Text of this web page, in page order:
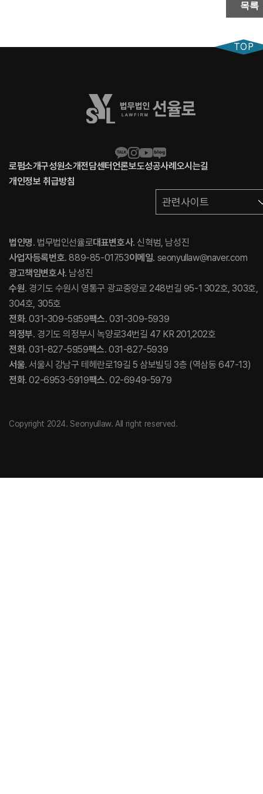
목록
로펌소개구성원소개전담센터언론보도성공사례 오시는길
개인정보 취급방침
관련사이트
법인명. 법무법인선율로대표변호사. 신혁범, 남성진
사업자등록번호. 889-85-01753이메일. seonyullaw@naver.com
광고책임변호사. 남성진
수원. 경기도 수원시 영통구 광교중앙로 248번길 95-1 302호, 303호,
304호, 305호
전화. 031-309-5959팩스. 031-309-5939
의정부. 경기도 의정부시 녹양로34번길 47 KR 201,202호
전화. 031-827-5959팩스. 031-827-5939
서울. 서울시 강남구 테헤란로19길 5 삼보빌딩 3층 (역삼동 647-13)
전화. 02-6953-5919팩스. 02-6949-5979
Copyright 2024. Seonyullaw. All right reserved.
TOP